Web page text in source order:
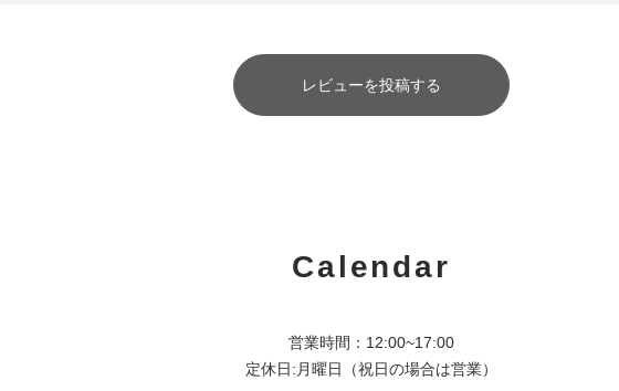
レビューを投稿する
Calendar
営業時間：12:00~17:00
定休日:月曜日（祝日の場合は営業）